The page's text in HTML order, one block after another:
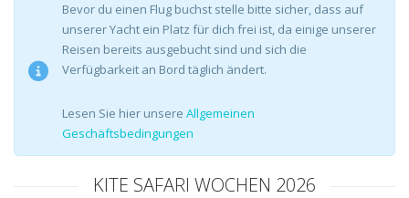
Bevor du einen Flug buchst stelle bitte sicher, dass auf
unserer Yacht ein Platz für dich frei ist, da einige unserer
Reisen bereits ausgebucht sind und sich die
Verfügbarkeit an Bord täglich ändert.
Lesen Sie hier unsere Allgemeinen
Geschäftsbedingungen
KITE SAFARI WOCHEN 2026